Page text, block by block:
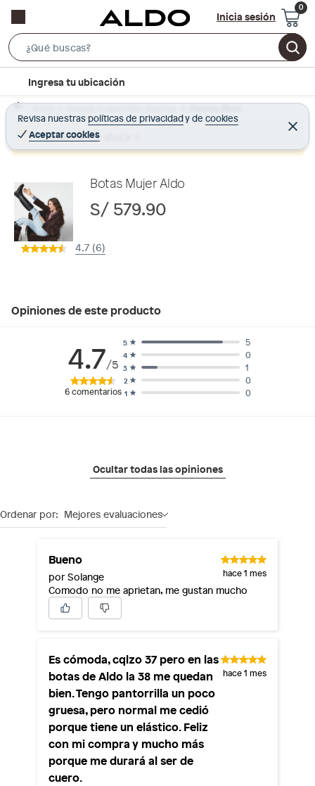
Inicia sesión
e
r
c
B
r
c
t
Ingresa tu ubicación
Revisa nuestras políticas de privacidadyde cookies
Aceptar cookies
C
e
r
Home Calzado y zapatillas - Zapatos Zapatos Mujer
Producto sin stock :(
Botas Mujer Aldo
S/ 579.90
4.7 (6)
Opiniones de este producto
4.7/5
6 comentarios 1 0
2 0
3 1
4 0
5 5
Ocultar todas las opiniones
Ordenar por: Mejores evaluaciones
Bueno
por Solange hace 1 mes
Comodo no me aprietan, me gustan mucho
Es cómoda, cqlzo 37 pero en las
botas de Aldo la 38 me quedan
bien. Tengo pantorrilla un poco
gruesa, pero normal me cedió
porque tiene un elástico. Feliz
con mi compra y mucho más
porque me durará al ser de
cuero.
hace 1 mes